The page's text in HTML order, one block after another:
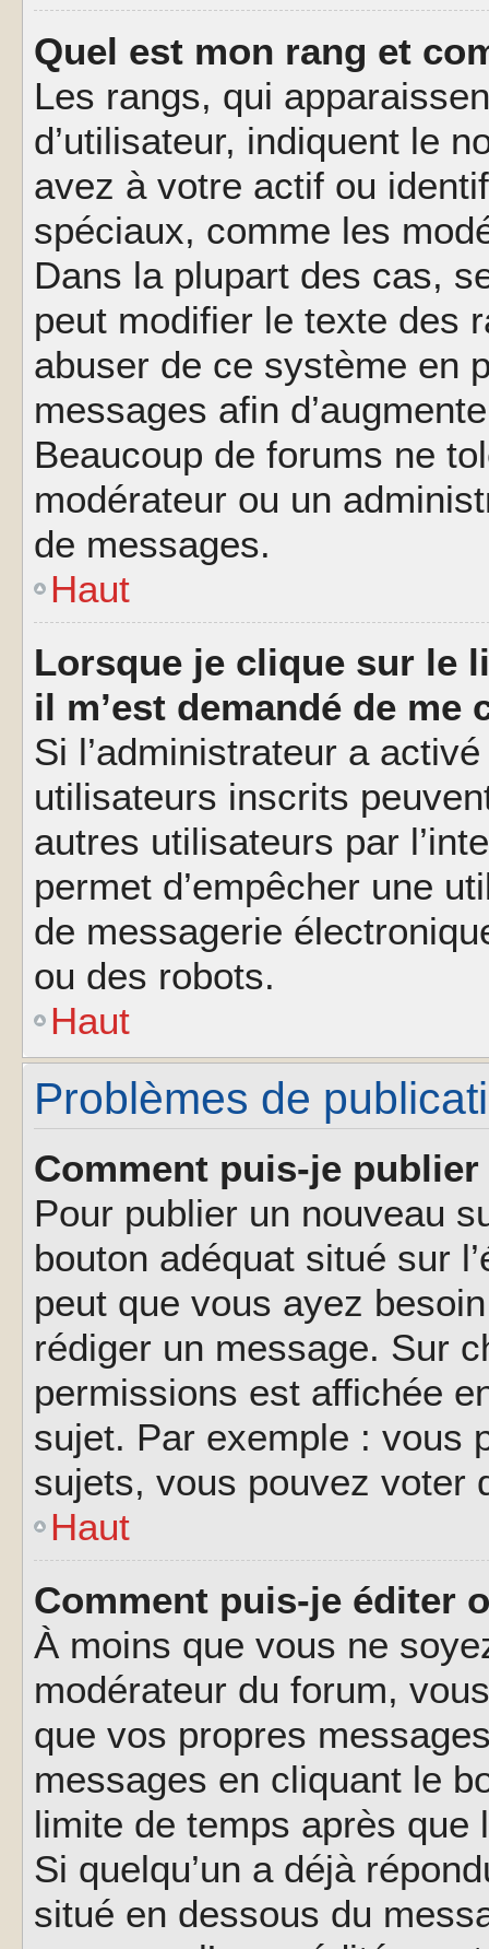
Quel est mon rang et
Les rangs, qui
d’utilisateur, indiquent le
avez à votre actif ou
spéciaux, comme les
Dans la plupart des cas,
peut modifier le texte des
abuser de ce système en
messages afin
Beaucoup de forums ne
modérateur ou un
de messages.
Haut
Lorsque je clique sur le
il m’est demandé de me
Si l’administrateur a
utilisateurs inscrits
autres utilisateurs par
permet d’empêcher une
de messagerie
ou des robots.
Haut
Problèmes de
Comment puis-je
Pour publier un nouveau
bouton adéquat situé sur
peut que vous ayez
rédiger un message. Sur
permissions est affichée
sujet. Par exemple : vous
sujets, vous pouvez voter
Haut
Comment puis-je éditer
À moins que vous ne
modérateur du forum,
que vos propres
messages en cliquant le
limite de temps après
Si quelqu’un a déjà
situé en dessous du